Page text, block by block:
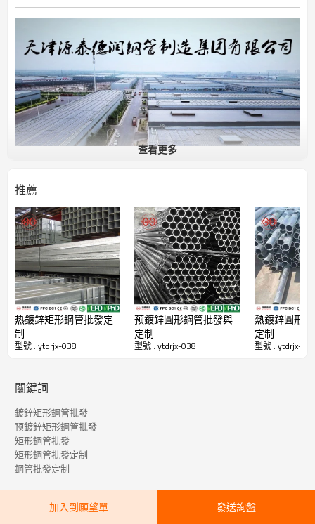
通用結構鋼管服務提供者
12家工廠、72條生產線、63項專利技術、中國500强民營企業和中國500强
製造業，年產量500萬噸，常年現貨供應20萬噸。 中國最大的方管製造
商。
源泰德潤的主要產品包括方鋼管、矩形鋼管、熱鍍鋅鋼管、ERW鋼管、大
直徑厚壁方矩形管、直縫埋弧焊鋼管、螺旋鋼管、無縫鋼管、不銹鋼管、鍍
鋅盤管、ppgi和不銹鋼盤管
黑色方鋼空心型材產品特色明細表（中國製造商源泰德潤）
查看更多
推薦
热鍍鋅矩形鋼管批發定
制
型號 : ytdrjx-038
预鍍鋅圓形鋼管批發與
定制
型號 : ytdrjx-038
熱鍍鋅圓形
定制
型號 : ytdrjx-
關鍵詞
鍍鋅矩形鋼管批發
预鍍鋅矩形鋼管批發
矩形鋼管批發
矩形鋼管批發定制
鋼管批發定制
加入到願望單 發送詢盤